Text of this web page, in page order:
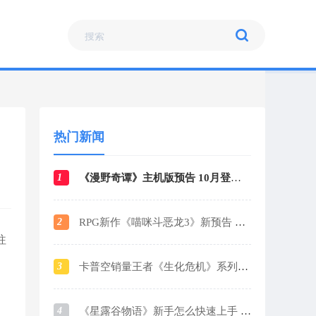
热门新闻
1 《漫野奇谭》主机版预告 10月登陆各大平台
2 RPG新作《喵咪斗恶龙3》新预告 战斗场景曝光
3 卡普空销量王者《生化危机》系列销量破1.6亿
4 《星露谷物语》新手怎么快速上手 新手玩法攻略指南2024